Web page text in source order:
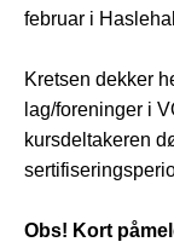
februar i
Kretsen dekker
lag/foreninger i
kursdeltakeren
Obs! Kort